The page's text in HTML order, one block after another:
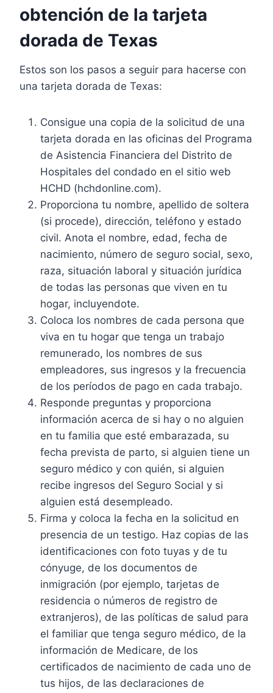
obtención de la tarjeta
dorada de Texas
Estos son los pasos a seguir para hacerse con
una tarjeta dorada de Texas:
Consigue una copia de la solicitud de una
tarjeta dorada en las oficinas del Programa
de Asistencia Financiera del Distrito de
Hospitales del condado en el sitio web
HCHD (hchdonline.com).
Proporciona tu nombre, apellido de soltera
(si procede), dirección, teléfono y estado
civil. Anota el nombre, edad, fecha de
nacimiento, número de seguro social, sexo,
raza, situación laboral y situación jurídica
de todas las personas que viven en tu
hogar, incluyendote.
Coloca los nombres de cada persona que
viva en tu hogar que tenga un trabajo
remunerado, los nombres de sus
empleadores, sus ingresos y la frecuencia
de los períodos de pago en cada trabajo.
Responde preguntas y proporciona
información acerca de si hay o no alguien
en tu familia que esté embarazada, su
fecha prevista de parto, si alguien tiene un
seguro médico y con quién, si alguien
recibe ingresos del Seguro Social y si
alguien está desempleado.
Firma y coloca la fecha en la solicitud en
presencia de un testigo. Haz copias de las
identificaciones con foto tuyas y de tu
cónyuge, de los documentos de
inmigración (por ejemplo, tarjetas de
residencia o números de registro de
extranjeros), de las políticas de salud para
el familiar que tenga seguro médico, de la
información de Medicare, de los
certificados de nacimiento de cada uno de
tus hijos, de las declaraciones de